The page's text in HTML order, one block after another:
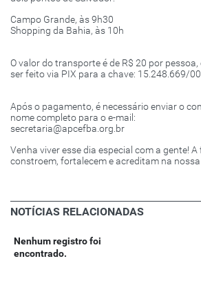
Campo Grande, às 9h30
Shopping da Bahia, às 10h
O valor do transporte é de R$ 20 por
ser feito via PIX para a chave: 15.248.669/
Após o pagamento, é necessário enviar o
nome completo para o e-mail:
secretaria@apcefba.org.br
Venha viver esse dia especial com a gente!
constroem, fortalecem e acreditam na
NOTÍCIAS RELACIONADAS
Nenhum registro foi
encontrado.